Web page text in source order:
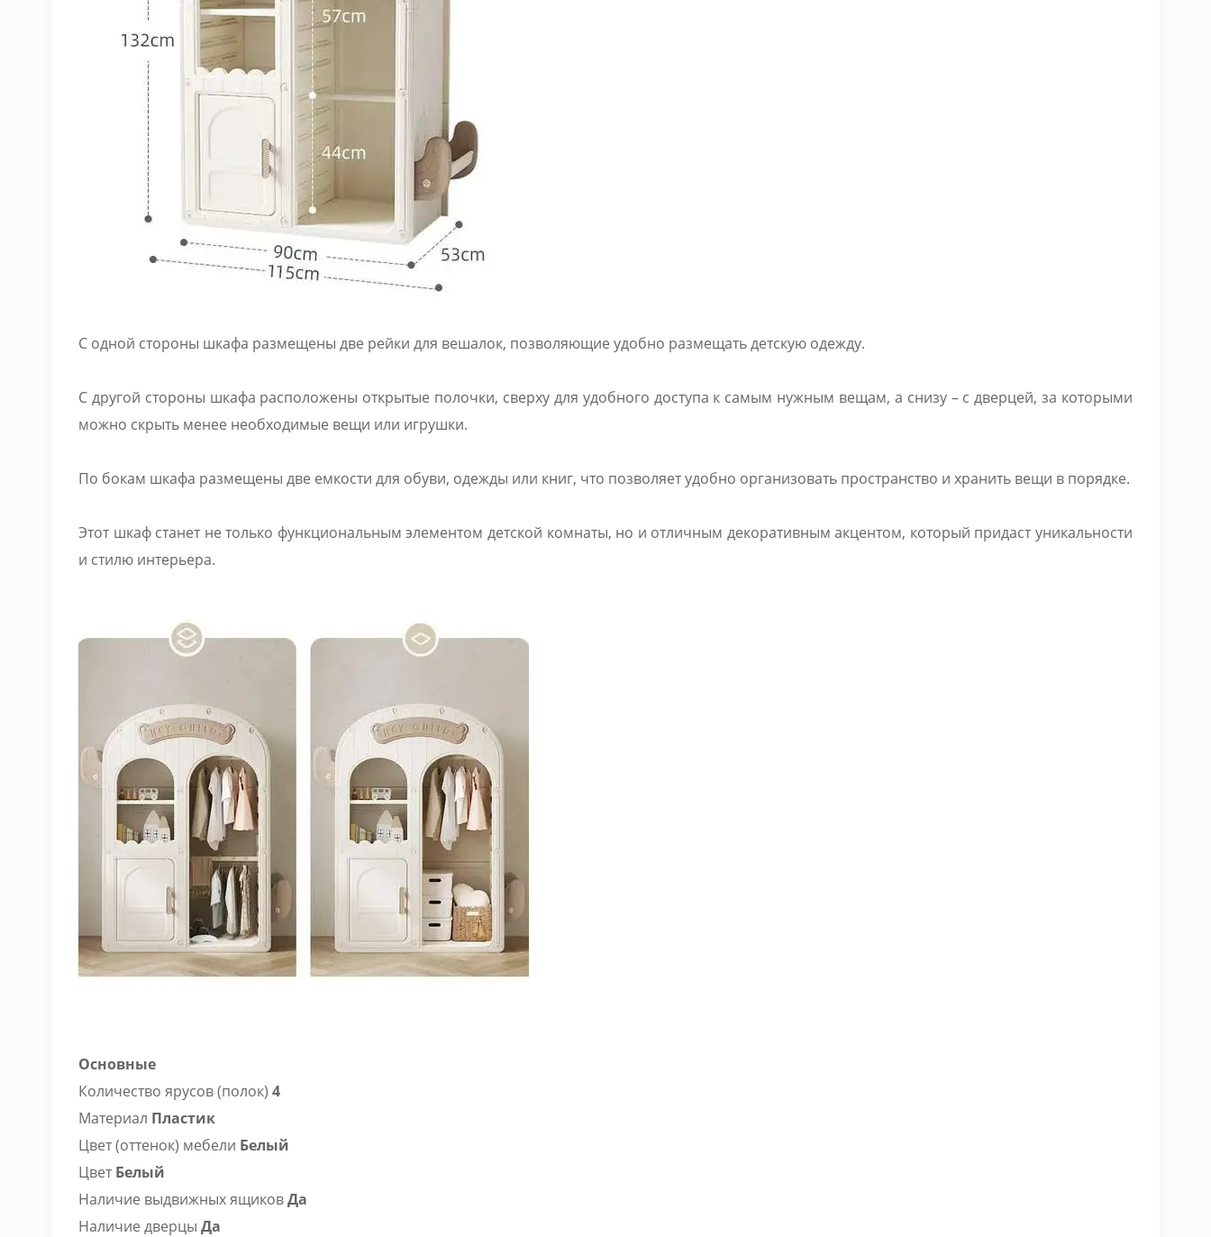
С одной стороны шкафа размещены две рейки для вешалок, позволяющие удобно размещать детскую одежду.
С другой стороны шкафа расположены открытые полочки, сверху для удобного доступа к самым нужным вещам, а снизу – с дверцей, за которыми
можно скрыть менее необходимые вещи или игрушки.
По бокам шкафа размещены две емкости для обуви, одежды или книг, что позволяет удобно организовать пространство и хранить вещи в порядке.
Этот шкаф станет не только функциональным элементом детской комнаты, но и отличным декоративным акцентом, который придаст уникальности
и стилю интерьера.
Основные
Количество ярусов (полок) 4
Материал Пластик
Цвет (оттенок) мебели Белый
ЦветБелый
Наличие выдвижных ящиковДа
Наличие дверцы Да